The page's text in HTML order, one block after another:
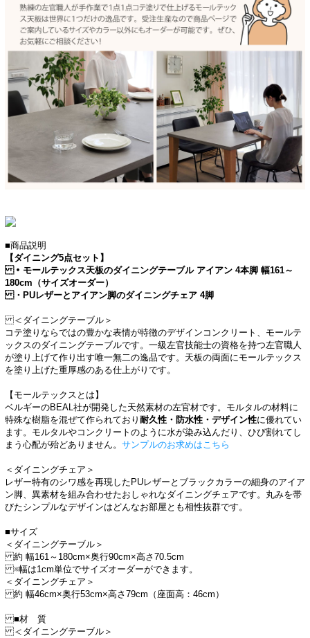
■商品説明
【ダイニング5点セット】
・モールテックス天板のダイニングテーブル アイアン 4本脚 幅161～
180cm（サイズオーダー）
・PUレザーとアイアン脚のダイニングチェア 4脚
＜ダイニングテーブル＞
コテ塗りならではの豊かな表情が特徴のデザインコンクリート、モールテ
ックスのダイニングテーブルです。一級左官技能士の資格を持つ左官職人
が塗り上げて作り出す唯一無二の逸品です。天板の両面にモールテックス
を塗り上げた重厚感のある仕上がりです。
【モールテックスとは】
ベルギーのBEAL社が開発した天然素材の左官材です。モルタルの材料に
特殊な樹脂を混ぜて作られており 耐久性・防水性・デザイン性に優れてい
ます。 モルタルやコンクリートのように水が染み込んだり、ひび割れてし
まう心配が殆どありません。 サンプルのお求めはこちら
＜ダイニングチェア＞
レザー特有のシワ感を再現したPUレザーとブラックカラーの細身のアイア
ン脚、異素材を組み合わせたおしゃれなダイニングチェアです。丸みを帯
びたシンプルなデザインはどんなお部屋とも相性抜群です。
■サイズ
＜ダイニングテーブル＞
約 幅161～180cm×奥行90cm×高さ70.5cm
※幅は1cm単位でサイズオーダーができます。
＜ダイニングチェア＞
約 幅46cm×奥行53cm×高さ79cm（座面高：46cm）
■材 質
＜ダイニングテーブル＞